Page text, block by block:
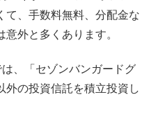
て、手数料無料、分配金な
外と多くあります。
は、「セゾンバンガードグ
外の投資信託を積立投資し